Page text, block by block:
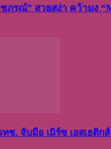
ภรณ์” สวยสง่า คว้ามง
ช. จับมือ เมิร์ซ เอสเธติ